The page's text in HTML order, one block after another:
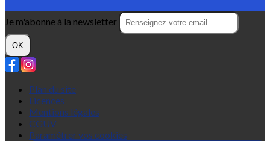
Je m'abonne à la newsletter
OK
Plan du site
Licences
Mentions légales
CGUV
Paramétrer vos cookies